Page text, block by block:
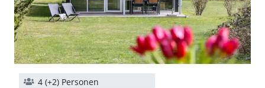
4 (+2) Personen